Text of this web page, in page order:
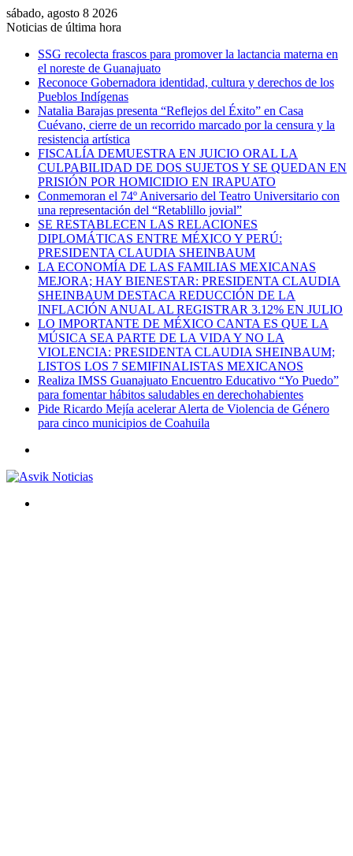
sábado, agosto 8 2026
Noticias de última hora
SSG recolecta frascos para promover la lactancia materna en
el noreste de Guanajuato
Reconoce Gobernadora identidad, cultura y derechos de los
Pueblos Indígenas
Natalia Barajas presenta “Reflejos del Éxito” en Casa
Cuévano, cierre de un recorrido marcado por la censura y la
resistencia artística
FISCALÍA DEMUESTRA EN JUICIO ORAL LA
CULPABILIDAD DE DOS SUJETOS Y SE QUEDAN EN
PRISIÓN POR HOMICIDIO EN IRAPUATO
Conmemoran el 74º Aniversario del Teatro Universitario con
una representación del “Retablillo jovial”
SE RESTABLECEN LAS RELACIONES
DIPLOMÁTICAS ENTRE MÉXICO Y PERÚ:
PRESIDENTA CLAUDIA SHEINBAUM
LA ECONOMÍA DE LAS FAMILIAS MEXICANAS
MEJORA; HAY BIENESTAR: PRESIDENTA CLAUDIA
SHEINBAUM DESTACA REDUCCIÓN DE LA
INFLACIÓN ANUAL AL REGISTRAR 3.12% EN JULIO
LO IMPORTANTE DE MÉXICO CANTA ES QUE LA
MÚSICA SEA PARTE DE LA VIDA Y NO LA
VIOLENCIA: PRESIDENTA CLAUDIA SHEINBAUM;
LISTOS LOS 7 SEMIFINALISTAS MEXICANOS
Realiza IMSS Guanajuato Encuentro Educativo “Yo Puedo”
para fomentar hábitos saludables en derechohabientes
Pide Ricardo Mejía acelerar Alerta de Violencia de Género
para cinco municipios de Coahuila